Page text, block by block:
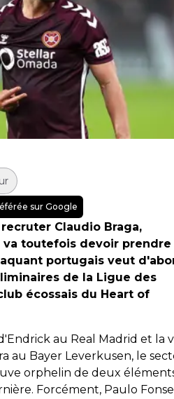
sur Google
Claudio Braga,
va toutefois devoir prendre
portugais veut
de la Ligue des
écossais du Heart of
au Real Madrid et la
au Bayer Leverkusen, le
orphelin de deux
Forcément, Paulo